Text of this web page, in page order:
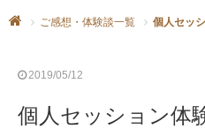
ご感想・体験談一覧 個人セッ
2019/05/12
個人セッション体